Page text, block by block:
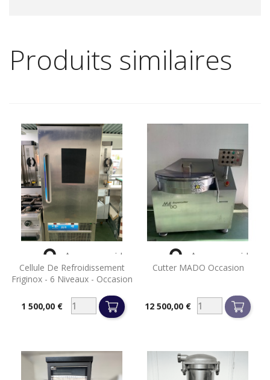
Produits similaires
Cellule De Refroidissement
Friginox - 6 Niveaux - Occasion
Prix1 500,00 €
 Aperçu rapide
Cutter MADO Occasion
Prix
12 500,00 €
 Aperçu rapide